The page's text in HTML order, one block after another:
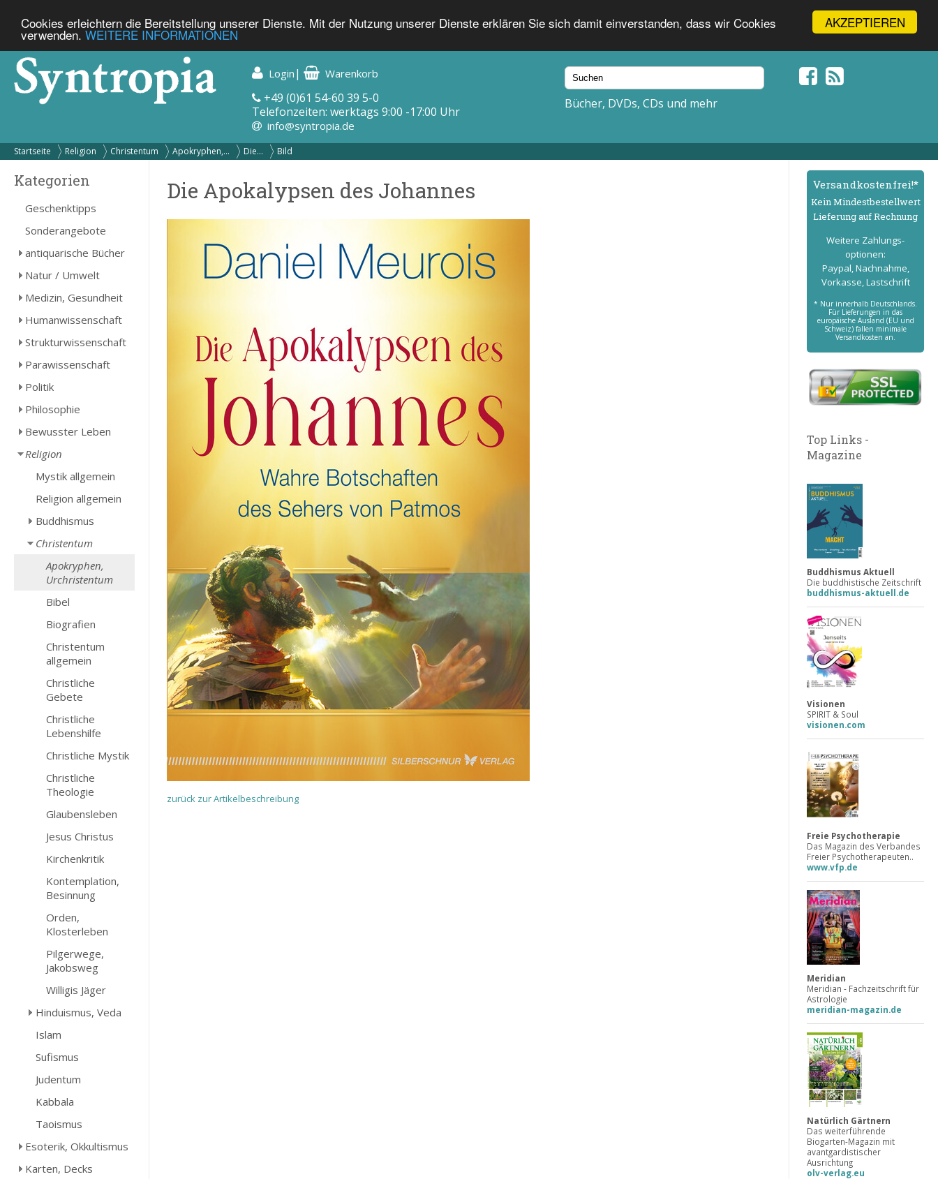
AKZEPTIEREN
Cookies erleichtern die Bereitstellung unserer Dienste. Mit der Nutzung unserer Dienste erklären Sie sich damit einverstanden, dass wir Cookies
verwenden. WEITERE INFORMATIONEN
Login | Warenkorb
+49 (0)61 54-60 39 5-0
Telefonzeiten: werktags 9:00 -17:00 Uhr
info@syntropia.de
Bücher, DVDs, CDs und mehr
Startseite Religion Christentum Apokryphen,... Die... Bild
Kategorien
Geschenktipps
Sonderangebote
antiquarische Bücher
Natur / Umwelt
Medizin, Gesundheit
Humanwissenschaft
Strukturwissenschaft
Parawissenschaft
Politik
Philosophie
Bewusster Leben
Religion
Mystik allgemein
Religion allgemein
Buddhismus
Christentum
Apokryphen,
Urchristentum
Bibel
Biografien
Christentum
allgemein
Christliche
Gebete
Christliche
Lebenshilfe
Christliche Mystik
Christliche
Theologie
Glaubensleben
Jesus Christus
Kirchenkritik
Kontemplation,
Besinnung
Orden,
Klosterleben
Pilgerwege,
Jakobsweg
Willigis Jäger
Hinduismus, Veda
Islam
Sufismus
Judentum
Kabbala
Taoismus
Esoterik, Okkultismus
Karten, Decks
Die Apokalypsen des Johannes
zurück zur Artikelbeschreibung
Versand­kostenfrei!*
Kein Mindest­bestell­wert
Lieferung auf Rechnung
Weitere Zahlungs­
optionen:
Paypal, Nachnahme,
Vorkasse, Lastschrift
* Nur innerhalb Deutschlands.
Für Lieferungen in das
europäische Ausland (EU und
Schweiz) fallen minimale
Versandkosten an.
Top Links -
Magazine
Buddhismus Aktuell
Die buddhistische Zeitschrift
buddhismus-aktuell.de
Visionen
SPIRIT & Soul
visionen.com
Freie Psychotherapie
Das Magazin des Verbandes
Freier Psychotherapeuten..
www.vfp.de
Meridian
Meridian - Fachzeitschrift für
Astrologie
meridian-magazin.de
Natürlich Gärtnern
Das weiterführende
Biogarten-Magazin mit
avantgardistischer
Ausrichtung
olv-verlag.eu